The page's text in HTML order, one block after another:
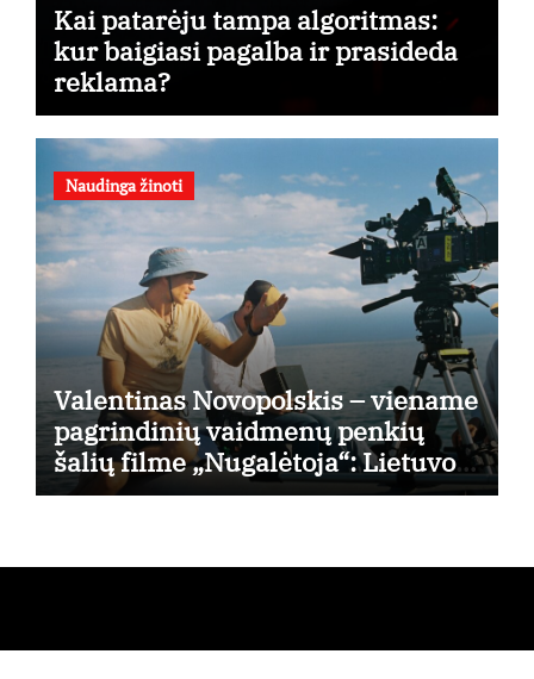
Kai patarėju tampa algoritmas:
kur baigiasi pagalba ir prasideda
reklama?
Naudinga žinoti
Valentinas Novopolskis – viename
pagrindinių vaidmenų penkių
šalių filme „Nugalėtoja“: Lietuvos
kino teatruose – nuo rugpjūčio 7-